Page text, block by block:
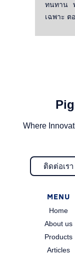
ทนทาน
เฉพาะ ต
Where
ติดต่อเรา
MENU
Home
About us
Products
Articles